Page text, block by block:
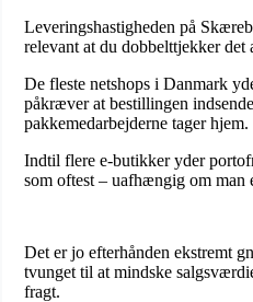
Leveringshastigheden på
relevant at du dobbelttjekker det
De fleste netshops i Danmark
påkræver at bestillingen
pakkemedarbejderne tager hjem.
Indtil flere e-butikker yder
som oftest – uafhængig om man
Det er jo efterhånden ekstremt
tvunget til at mindske
fragt.